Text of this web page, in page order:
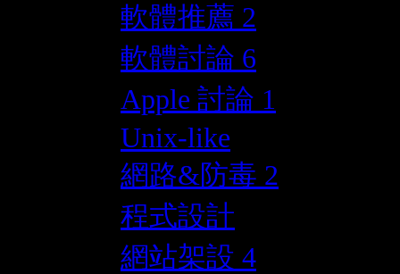
軟體推薦 2
軟體討論 6
Apple 討論 1
Unix-like
網路&防毒 2
程式設計
網站架設 4